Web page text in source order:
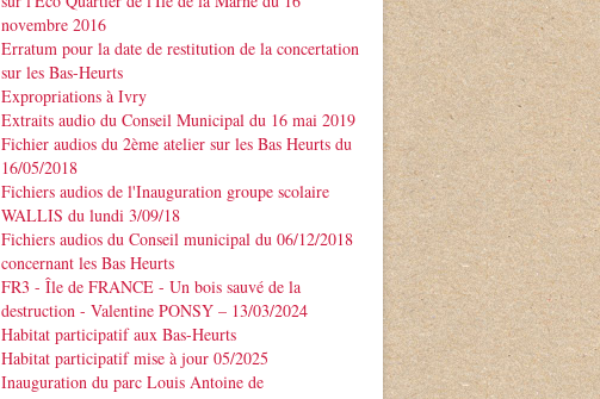
novembre 2016
Erratum pour la date de restitution de la concertation
sur les Bas-Heurts
Expropriations à Ivry
Extraits audio du Conseil Municipal du 16 mai 2019
Fichier audios du 2ème atelier sur les Bas Heurts du
16/05/2018
Fichiers audios de l'Inauguration groupe scolaire
WALLIS du lundi 3/09/18
Fichiers audios du Conseil municipal du 06/12/2018
concernant les Bas Heurts
FR3 - Île de FRANCE - Un bois sauvé de la
destruction - Valentine PONSY – 13/03/2024
Habitat participatif aux Bas-Heurts
Habitat participatif mise à jour 05/2025
Inauguration du parc Louis Antoine de